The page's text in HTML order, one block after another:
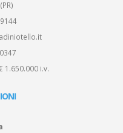
1.650.000 i.v.